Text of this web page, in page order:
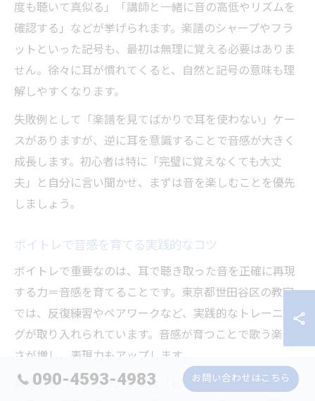
度も聴いて真似る」「講師と一緒に音の高低やリズムを
確認する」などが挙げられます。楽譜のシャープやフラ
ットといった記号も、最初は無理に覚える必要はありま
せん。徐々に耳が慣れてくると、自然と記号の意味も理
解しやすくなります。
失敗例として「楽譜を見てばかりで耳を使わない」ケー
スがありますが、逆に耳を意識することで音感が大きく
成長します。初心者は特に「完璧に覚えなくても大丈
夫」と自分に言い聞かせ、まずは音を楽しむことを優先
しましょう。
ボイトレで音感を育てる実践的なコツ
ボイトレで重要なのは、耳で聴き取った音を正確に再現
する力＝音感を育てることです。東京都世田谷区の教室
では、反復練習やペアワークなど、実践的なトレーニン
グが取り入れられています。音感が育つことで歌う楽し
さが増し、表現力もアップします。
具体的なコツとして、まずは「ピアノの単音を聴いて同
090-4593-4983 お問い合わせはこちら